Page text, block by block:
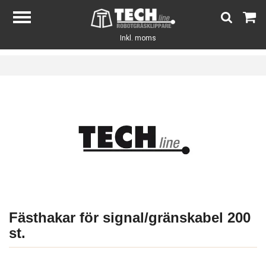
Inkl. moms
Fästhakar för signal/gränskabel 200
st.